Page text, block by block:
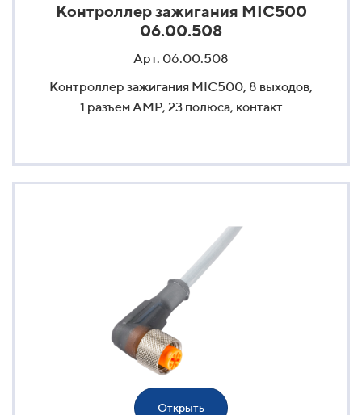
Контроллер зажигания MIC500
06.00.508
Арт. 06.00.508
Контроллер зажигания MIC500, 8 выходов,
1 разъем AMP, 23 полюса, контакт
Открыть